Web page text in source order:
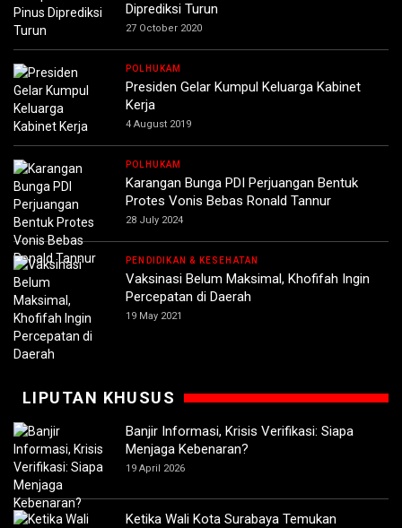
Diprediksi Turun
27 October 2020
POLHUKAM
Presiden Gelar Kumpul Keluarga Kabinet
Kerja
4 August 2019
POLHUKAM
Karangan Bunga PDI Perjuangan Bentuk
Protes Vonis Bebas Ronald Tannur
28 July 2024
PENDIDIKAN & KESEHATAN
Vaksinasi Belum Maksimal, Khofifah Ingin
Percepatan di Daerah
19 May 2021
LIPUTAN KHUSUS
Banjir Informasi, Krisis Verifikasi: Siapa
Menjaga Kebenaran?
19 April 2026
Ketika Wali Kota Surabaya Temukan